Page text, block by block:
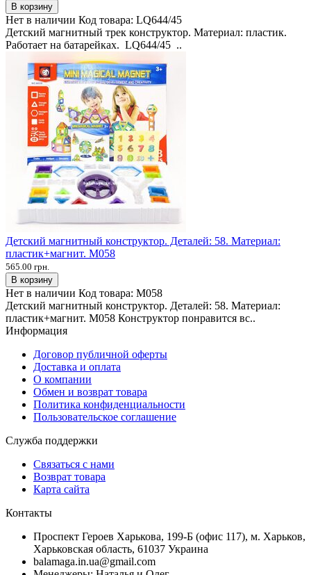
В корзину
Нет в наличии Код товара: LQ644/45
Детский магнитный трек конструктор. Материал: пластик.
Работает на батарейках. LQ644/45 ..
Детский магнитный конструктор. Деталей: 58. Материал:
пластик+магнит. M058
565.00 грн.
В корзину
Нет в наличии Код товара: M058
Детский магнитный конструктор. Деталей: 58. Материал:
пластик+магнит. M058 Конструктор понравится вс..
Информация
Договор публичной оферты
Доставка и оплата
О компании
Обмен и возврат товара
Политика конфиденциальности
Пользовательское соглашение
Служба поддержки
Связаться с нами
Возврат товара
Карта сайта
Контакты
Проспект Героев Харькова, 199-Б (офис 117), м. Харьков,
Харьковская область, 61037 Украина
balamaga.in.ua@gmail.com